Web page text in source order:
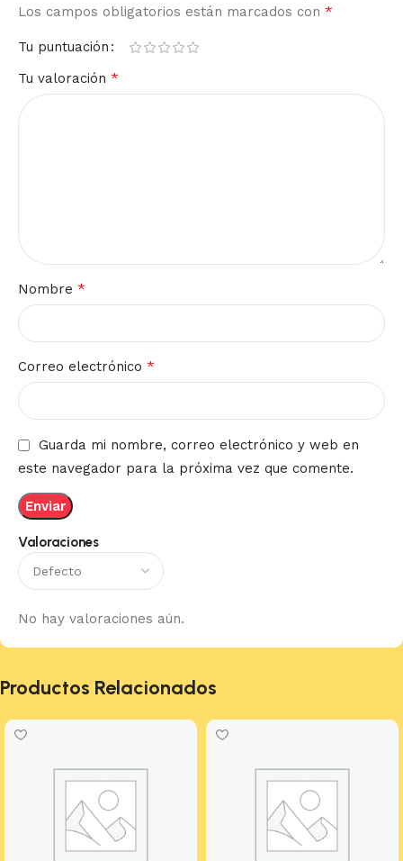
Valoraciones
No hay valoraciones aún.
Los campos obligatorios están marcados con *
Tu puntuación
Tu valoración *
Nombre *
Correo electrónico *
Guarda mi nombre, correo electrónico y web en
este navegador para la próxima vez que comente.
Productos Relacionados